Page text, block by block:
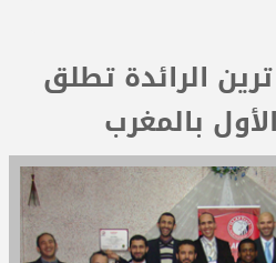
الرائدة تطلق
بالمغرب